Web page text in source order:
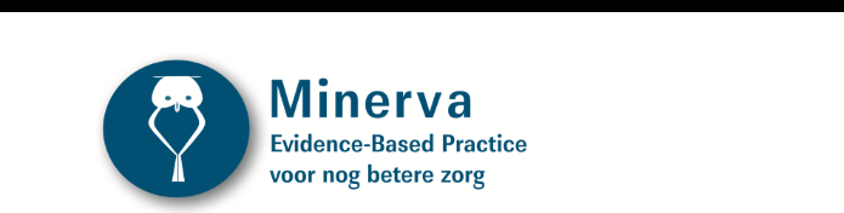
Je bent jong en zoekt roem met je